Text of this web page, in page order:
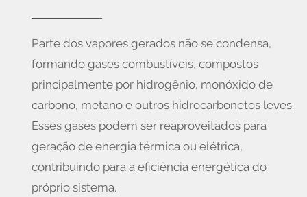
Parte dos vapores gerados não se condensa,
formando gases combustíveis, compostos
principalmente por hidrogênio, monóxido de
carbono, metano e outros hidrocarbonetos leves.
Esses gases podem ser reaproveitados para
geração de energia térmica ou elétrica,
contribuindo para a eficiência energética do
próprio sistema.